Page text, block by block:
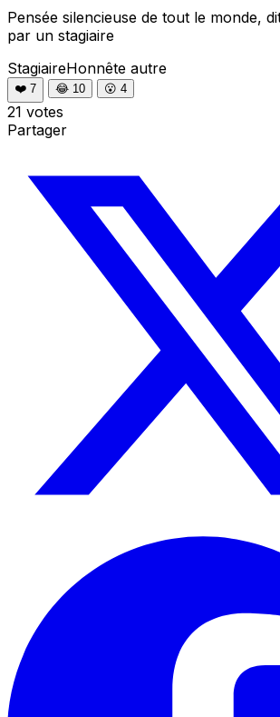
Pensée silencieuse de tout le monde,
par un stagiaire
StagiaireHonnête autre
❤️ 7 😂 10 😮 4
21 votes
Partager